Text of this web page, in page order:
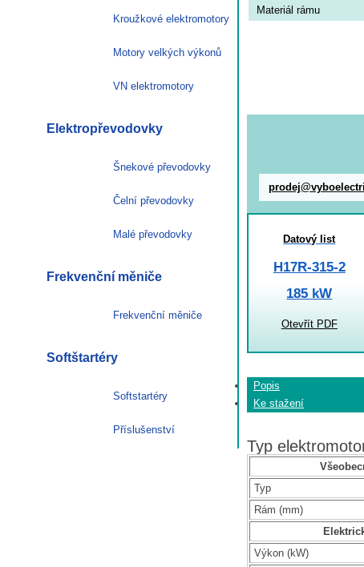
Materiál rámu
Datový list
H17R-315-2
185 kW
Otevřít PDF
Popis
Ke stažení
Typ
Typ
Rám (mm)
Výkon (kW)
Kroužkové elektromotory
Motory velkých výkonů
VN elektromotory
Elektropřevodovky
Šnekové převodovky
Čelní převodovky
Malé převodovky
Frekvenční měniče
Frekvenční měniče
Softštartéry
Softstartéry
Příslušenství